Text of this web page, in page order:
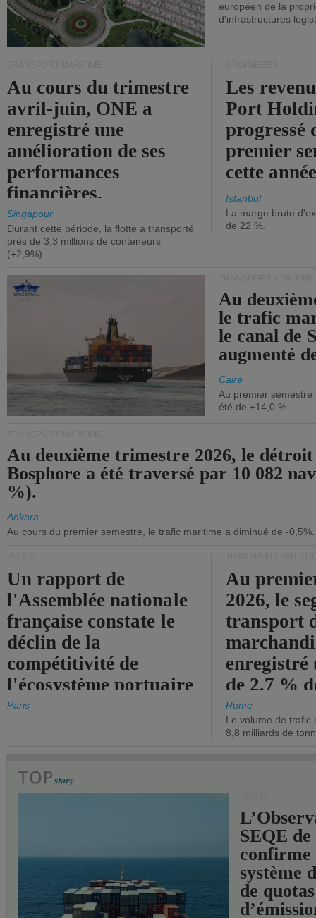
européen de la
d'infrastructures
Au cours du trimestre
avril-juin, ONE a
enregistré une
amélioration de ses
performances
financières.
Singapour
Durant cette période, la flotte a transporté
près de 3,3 millions de conteneurs
(+2,9%).
Les
Port
progressé
premier
cette
Istanbul
La marge brute
de 22 %.
Au
le trafic
le canal de
augmenté
Caire
Au premier
été de +14,0 %.
Au deuxième trimestre 2026, le
Bosphore a été traversé par 10 082
%).
Ankara
Au cours du premier semestre, le trafic maritime a diminué de -0,5%.
Un rapport de
l'Assemblée nationale
française constate le
déclin de la
compétitivité de
l'écosystème portuaire
de l'État.
Paris
Au
2026, le
transport
enregistré
de 2,7 %
chiffre
Rome
Le volume de trafic
8,8 milliards de
SEQE de
confirme
système
de quotas